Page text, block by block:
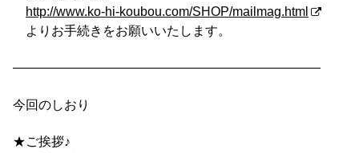
http://www.ko-hi-koubou.com/SHOP/mailmag.html
よりお手続きをお願いいたします。
————————————————————————
今回のしおり
★ご挨拶♪